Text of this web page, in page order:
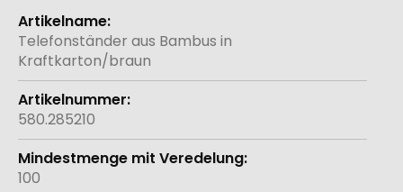
Weitere
Informationen
Telefonständer aus Bambus in
Kraftkarton/braun
580.285210
100